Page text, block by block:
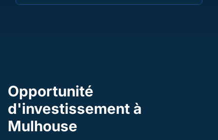
Opportunité
d'investissement à
Mulhouse